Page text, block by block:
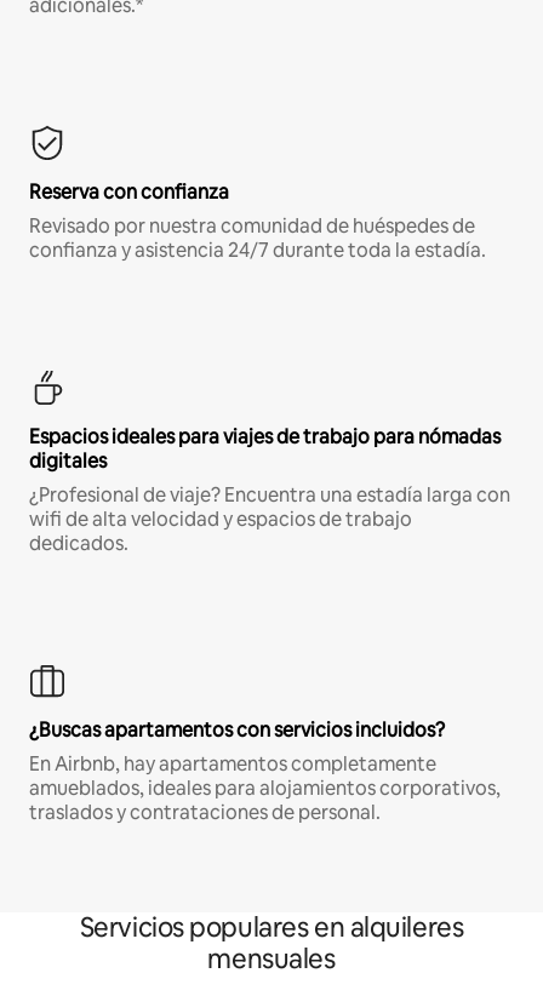
adicionales.*
Reserva con confianza
Revisado por nuestra comunidad de huéspedes de
confianza y asistencia 24/7 durante toda la estadía.
Espacios ideales para viajes de trabajo para nómadas
digitales
¿Profesional de viaje? Encuentra una estadía larga con
wifi de alta velocidad y espacios de trabajo
dedicados.
¿Buscas apartamentos con servicios incluidos?
En Airbnb, hay apartamentos completamente
amueblados, ideales para alojamientos corporativos,
traslados y contrataciones de personal.
Servicios populares en alquileres
mensuales